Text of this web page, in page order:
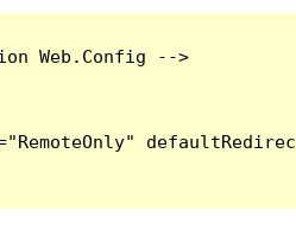
Web.Config -->